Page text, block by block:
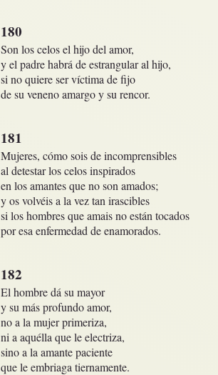
180
Son los celos el hijo del amor,
y el padre habrá de estrangular al hijo,
si no quiere ser víctima de fijo
de su veneno amargo y su rencor.
181
Mujeres, cómo sois de incomprensibles
al detestar los celos inspirados
en los amantes que no son amados;
y os volvéis a la vez tan irascibles
si los hombres que amais no están tocados
por esa enfermedad de enamorados.
182
El hombre dá su mayor
y su más profundo amor,
no a la mujer primeriza,
ni a aquélla que le electriza,
sino a la amante paciente
que le embriaga tiernamente.